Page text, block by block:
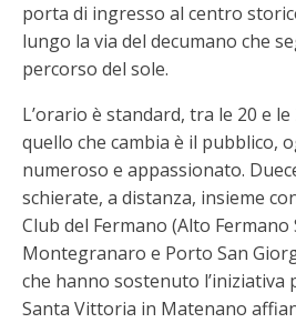
porta di ingresso al centro
lungo la via del decumano che
percorso del sole.
L’orario è standard, tra le 20 e
quello che cambia è il pubblico,
numeroso e appassionato.
schierate, a distanza, insieme
Club del Fermano (Alto Fermano
Montegranaro e Porto San
che hanno sostenuto l’iniziativa
Santa Vittoria in Matenano